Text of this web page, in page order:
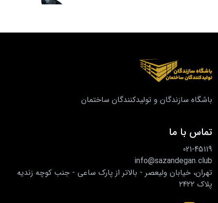
باشگاه سازندگان و تولیدکنندگان ساختمان
تماس با ما
021-45119
info@sazandegan.club
تهران، خیابان ولیعصر - بالاتر از پارک ساعی - جنب کوچه زندیه
پلاک ۲۴۲۲